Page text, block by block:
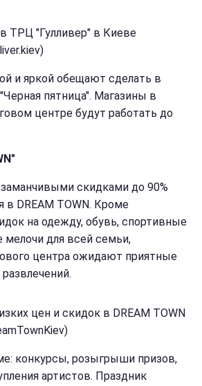
ТРЦ "Гулливер" в Киеве
и яркой обещают сделать в
пятница". Магазины в
центре будут работать до
скидками до 90%
в DREAM TOWN. Кроме
на одежду, обувь, спортивные
мелочи для всей семьи,
центра ожидают приятные
цен и скидок в DREAM TOWN
конкурсы, розыгрыши призов,
артистов. Праздник